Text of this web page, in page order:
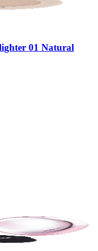
01 Natural